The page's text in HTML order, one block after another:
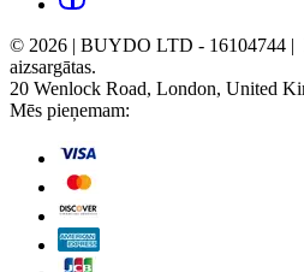
© 2026 | BUYDO LTD - 16104744 |
aizsargātas.
20 Wenlock Road, London, United
Mēs pieņemam: